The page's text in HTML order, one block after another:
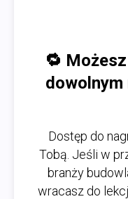
🔁
dowolnym
Dostęp do
Tobą. Jeśli w
branży
wracasz do